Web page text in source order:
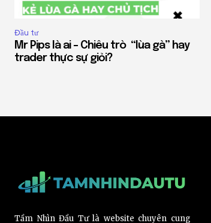
Đầu tư
Mr Pips là ai – Chiêu trò “lùa gà” hay
trader thực sự giỏi?
Tầm Nhìn Đầu Tư là website chuyên cung